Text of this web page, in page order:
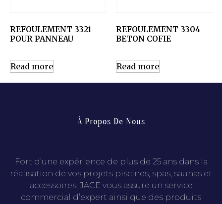
REFOULEMENT 3321
POUR PANNEAU
Read more
REFOULEMENT 3304
BETON COFIE
Read more
À Propos De Nous
Fort d’une expérience de plus de 25 ans dans la
réalisation de vos projets piscines, spas, saunas et
accessoires, JACE vous assure un service
commercial d’expert ainsi que des produits